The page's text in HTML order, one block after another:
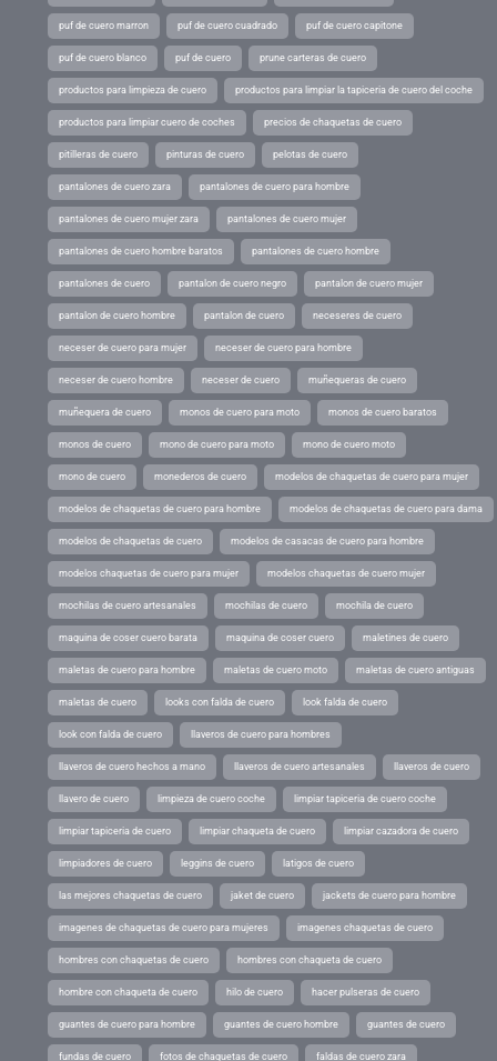
puf de cuero marron puf de cuero cuadrado puf de cuero capitone
puf de cuero blanco puf de cuero prune carteras de cuero
productos para limpieza de cuero productos para limpiar la tapiceria de cuero del coche
productos para limpiar cuero de coches precios de chaquetas de cuero
pitilleras de cuero pinturas de cuero pelotas de cuero
pantalones de cuero zara pantalones de cuero para hombre
pantalones de cuero mujer zara pantalones de cuero mujer
pantalones de cuero hombre baratos pantalones de cuero hombre
pantalones de cuero pantalon de cuero negro pantalon de cuero mujer
pantalon de cuero hombre pantalon de cuero neceseres de cuero
neceser de cuero para mujer neceser de cuero para hombre
neceser de cuero hombre neceser de cuero muñequeras de cuero
muñequera de cuero monos de cuero para moto monos de cuero baratos
monos de cuero mono de cuero para moto mono de cuero moto
mono de cuero monederos de cuero modelos de chaquetas de cuero para mujer
modelos de chaquetas de cuero para hombre modelos de chaquetas de cuero para dama
modelos de chaquetas de cuero modelos de casacas de cuero para hombre
modelos chaquetas de cuero para mujer modelos chaquetas de cuero mujer
mochilas de cuero artesanales mochilas de cuero mochila de cuero
maquina de coser cuero barata maquina de coser cuero maletines de cuero
maletas de cuero para hombre maletas de cuero moto maletas de cuero antiguas
maletas de cuero looks con falda de cuero look falda de cuero
look con falda de cuero llaveros de cuero para hombres
llaveros de cuero hechos a mano llaveros de cuero artesanales llaveros de cuero
llavero de cuero limpieza de cuero coche limpiar tapiceria de cuero coche
limpiar tapiceria de cuero limpiar chaqueta de cuero limpiar cazadora de cuero
limpiadores de cuero leggins de cuero latigos de cuero
las mejores chaquetas de cuero jaket de cuero jackets de cuero para hombre
imagenes de chaquetas de cuero para mujeres imagenes chaquetas de cuero
hombres con chaquetas de cuero hombres con chaqueta de cuero
hombre con chaqueta de cuero hilo de cuero hacer pulseras de cuero
guantes de cuero para hombre guantes de cuero hombre guantes de cuero
fundas de cuero fotos de chaquetas de cuero faldas de cuero zara